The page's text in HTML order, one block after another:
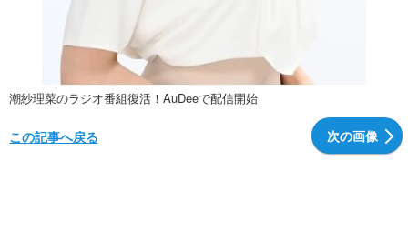
潮紗理菜のラジオ番組復活！AuDeeで配信開始
次の画像
この記事へ戻る